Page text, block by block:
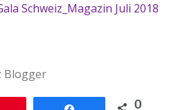
Schweiz_Magazin Juli 2018
0